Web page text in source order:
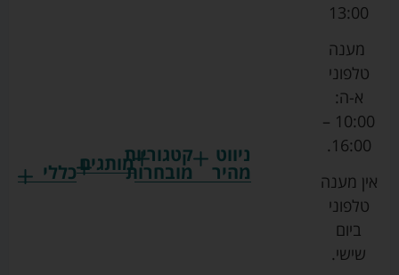
ניווט
מהיר
קטגוריות
מובחרותמותגים
גרקו
כללי
13:00
מענה
טלפוני
א-ה:
10:00 –
16:00.
אין מענה
טלפוני
ביום
שישי.